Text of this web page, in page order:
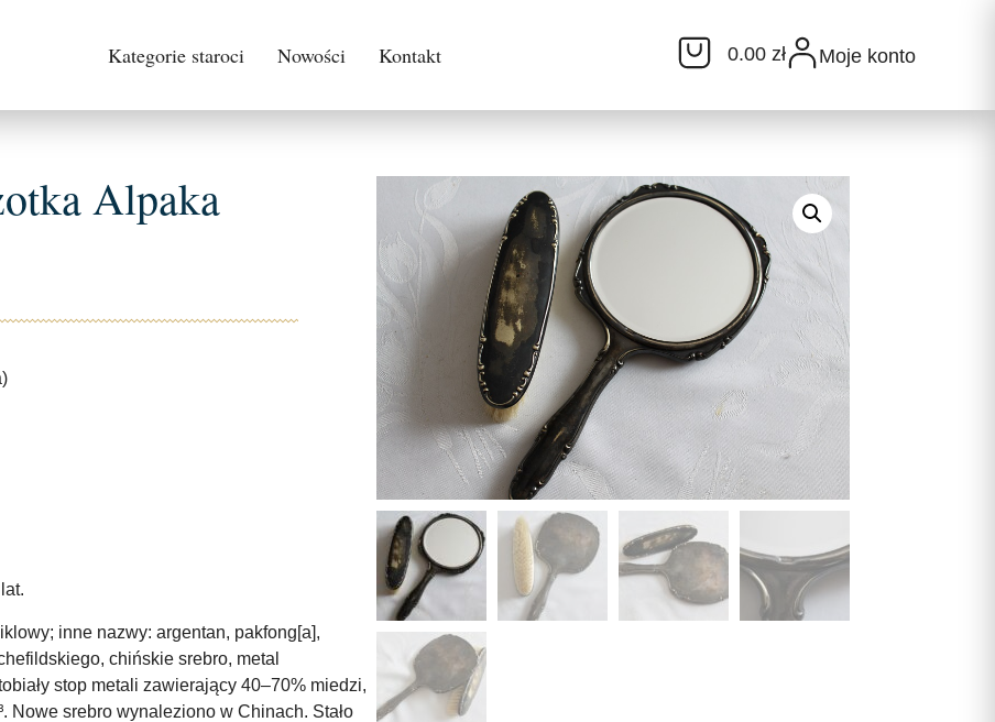
Kategorie staroci Nowości Kontakt 0.00 zł Moje konto
Alpaka
inne nazwy: argentan, pakfong[a],
chińskie srebro, metal
stop metali zawierający 40–70% miedzi,
Nowe srebro wynaleziono w Chinach. Stało